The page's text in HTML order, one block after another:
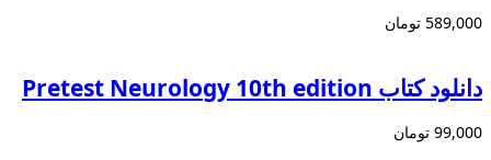
589,000 تومان
دانلود کتاب Pretest Neurology 10th edition
99,000 تومان